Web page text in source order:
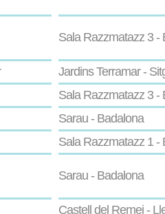
Sala Razzmatazz 3 -
Jardins Terramar -
Sala Razzmatazz 3 -
Sarau - Badalona
Sala Razzmatazz 1 -
Sarau - Badalona
Castell del Remei -